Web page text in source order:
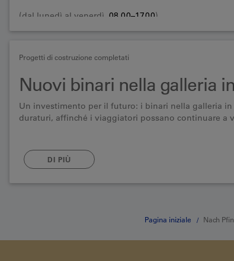
(dal lunedì al venerdì, 08.00–17.00)
Progetti di costruzione completati
Nuovi binari nella galleria
Un investimento per il futuro: i binari nella galleria
duraturi, affinché i viaggiatori possano continuare a
DI PIÙ
Pagina iniziale Nach